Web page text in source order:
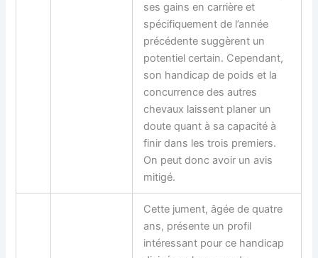
ses gains en carrière et
spécifiquement de l’année
précédente suggèrent un
potentiel certain. Cependant,
son handicap de poids et la
concurrence des autres
chevaux laissent planer un
doute quant à sa capacité à
finir dans les trois premiers.
On peut donc avoir un avis
mitigé.
Cette jument, âgée de quatre
ans, présente un profil
intéressant pour ce handicap